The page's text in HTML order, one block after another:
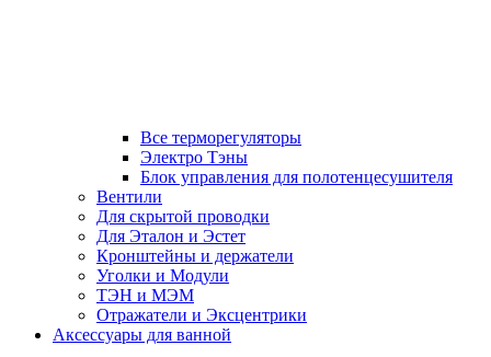
Все терморегуляторы
Электро Тэны
Блок управления для полотенцесушителя
Вентили
Для скрытой проводки
Для Эталон и Эстет
Кронштейны и держатели
Уголки и Модули
ТЭН и МЭМ
Отражатели и Эксцентрики
Аксессуары для ванной